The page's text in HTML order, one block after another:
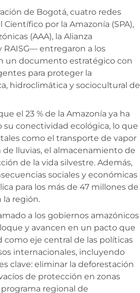
de Bogotá, cuatro redes
por la Amazonía (SPA),
(AAA), la Alianza
RAISG— entregaron a los
un documento estratégico con
para proteger la
hidroclimática y sociocultural de
el 23 % de la Amazonía ya ha
conectividad ecológica, lo que
como el transporte de vapor
de lluvias, el almacenamiento de
de la vida silvestre. Además,
sociales y económicas
para los más de 47 millones de
la región.
a los gobiernos amazónicos
y avancen en un pacto que
como eje central de las políticas
internacionales, incluyendo
clave: eliminar la deforestación
de protección en zonas
regional de